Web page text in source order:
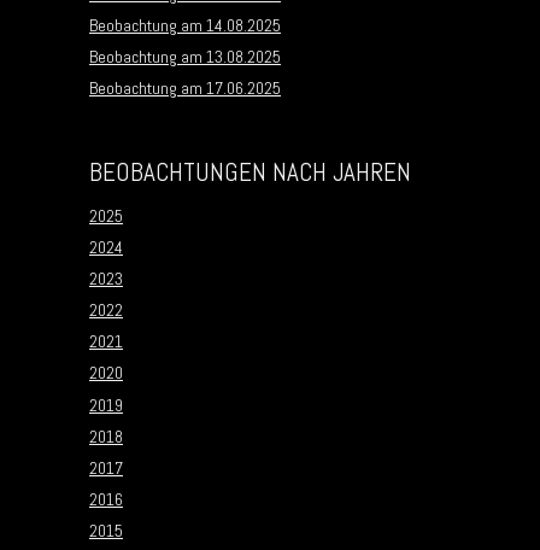
Beobachtung am 14.08.2025
Beobachtung am 13.08.2025
Beobachtung am 17.06.2025
BEOBACHTUNGEN NACH JAHREN
2025
2024
2023
2022
2021
2020
2019
2018
2017
2016
2015